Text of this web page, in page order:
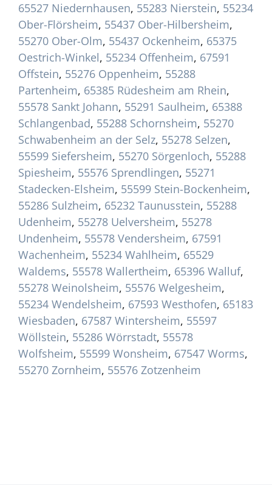
65527 Niedernhausen, 55283 Nierstein, 55234
Ober-Flörsheim, 55437 Ober-Hilbersheim,
55270 Ober-Olm, 55437 Ockenheim, 65375
Oestrich-Winkel, 55234 Offenheim, 67591
Offstein, 55276 Oppenheim, 55288
Partenheim, 65385 Rüdesheim am Rhein,
55578 Sankt Johann, 55291 Saulheim, 65388
Schlangenbad, 55288 Schornsheim, 55270
Schwabenheim an der Selz, 55278 Selzen,
55599 Siefersheim, 55270 Sörgenloch, 55288
Spiesheim, 55576 Sprendlingen, 55271
Stadecken-Elsheim, 55599 Stein-Bockenheim,
55286 Sulzheim, 65232 Taunusstein, 55288
Udenheim, 55278 Uelversheim, 55278
Undenheim, 55578 Vendersheim, 67591
Wachenheim, 55234 Wahlheim, 65529
Waldems, 55578 Wallertheim, 65396 Walluf,
55278 Weinolsheim, 55576 Welgesheim,
55234 Wendelsheim, 67593 Westhofen, 65183
Wiesbaden, 67587 Wintersheim, 55597
Wöllstein, 55286 Wörrstadt, 55578
Wolfsheim, 55599 Wonsheim, 67547 Worms,
55270 Zornheim, 55576 Zotzenheim